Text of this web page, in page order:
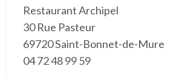
Restaurant Archipel
30 Rue Pasteur
69720 Saint-Bonnet-de-Mure
04 72 48 99 59